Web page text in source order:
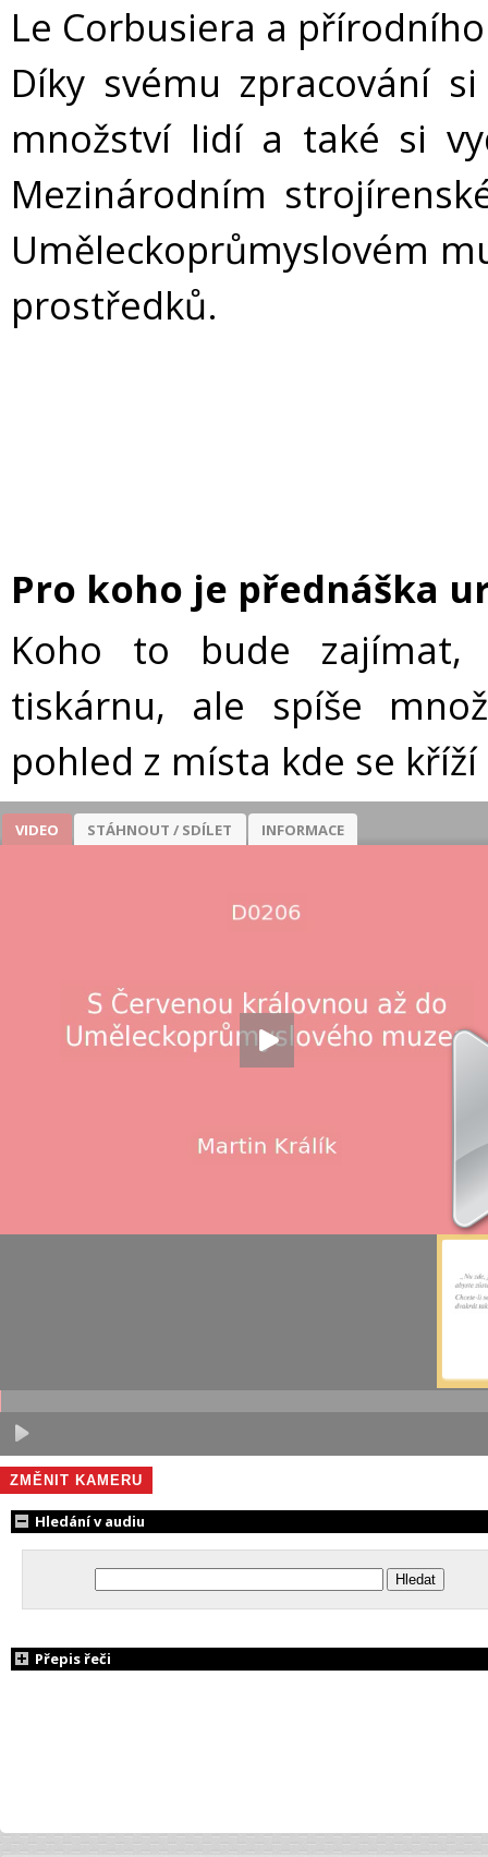
Le Corbusiera a
Díky svému zpracování
množství lidí a také si
Mezinárodním
Uměleckoprůmyslovém
prostředků.
Pro koho je přednáška
Koho to bude zajímat,
tiskárnu, ale spíše
pohled z místa kde se
VIDEO STÁHNOUT / SDÍLET INFORMACE
ZMĚNIT KAMERU
Hledání v audiu
Přepis řeči